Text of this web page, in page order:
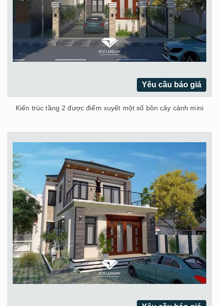
Yêu cầu báo giá
Kiến trúc tầng 2 được điểm xuyết một số bồn cây cảnh mini